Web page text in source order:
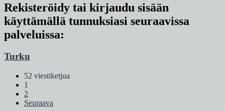
Rekisteröidy tai kirjaudu sisään
käyttämällä tunnuksiasi seuraavissa
palveluissa:
Turku
52 viestiketjua
1
2
Seuraava